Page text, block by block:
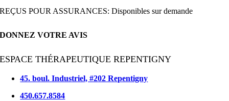
REÇUS POUR ASSURANCES: Disponibles sur demande
DONNEZ VOTRE AVIS
ESPACE THÉRAPEUTIQUE REPENTIGNY
45. boul. Industriel, #202 Repentigny
450.657.8584